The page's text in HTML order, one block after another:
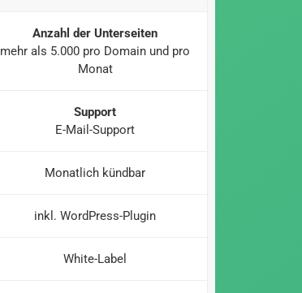
Anzahl der Unterseiten
mehr als 5.000 pro Domain und pro
Monat
Support
E-Mail-Support
Monatlich kündbar
inkl. WordPress-Plugin
White-Label